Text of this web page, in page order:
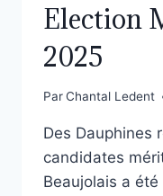
Election
2025
ParChantal Ledent
Des Dauphines
candidates
Beaujolais a